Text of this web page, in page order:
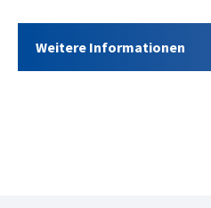
Weitere Informationen